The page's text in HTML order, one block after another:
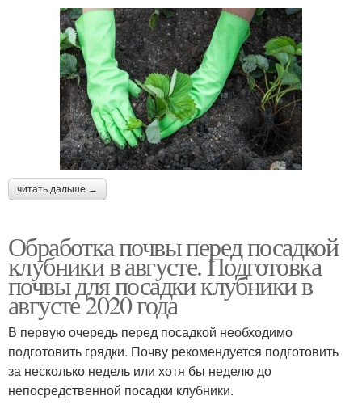
читать дальше →
Обработка почвы перед посадкой
клубники в августе. Подготовка
почвы для посадки клубники в
августе 2020 года
В первую очередь перед посадкой необходимо
подготовить грядки. Почву рекомендуется подготовить
за несколько недель или хотя бы неделю до
непосредственной посадки клубники.